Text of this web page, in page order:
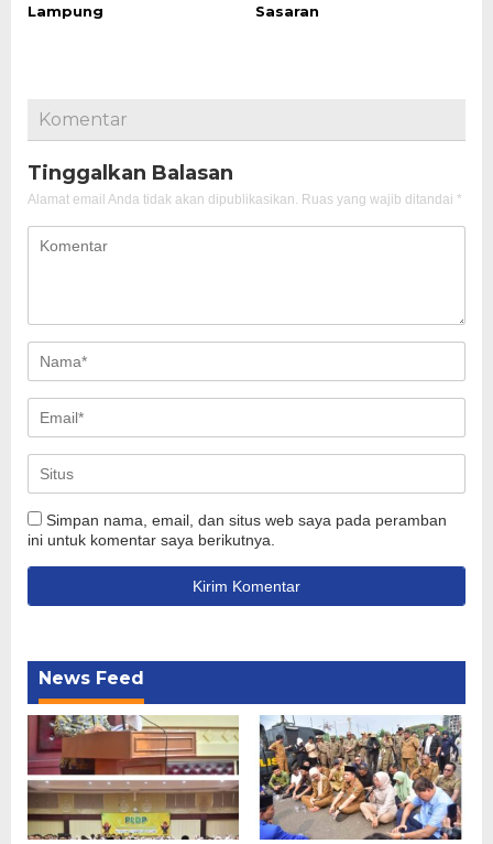
Lampung
Sasaran
Komentar
Tinggalkan Balasan
Alamat email Anda tidak akan dipublikasikan. Ruas yang wajib ditandai *
Simpan nama, email, dan situs web saya pada peramban
ini untuk komentar saya berikutnya.
News Feed